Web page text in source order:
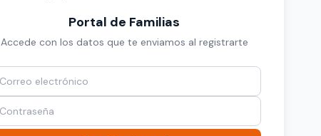
Portal de Familias
Accede con los datos que te enviamos al registrarte